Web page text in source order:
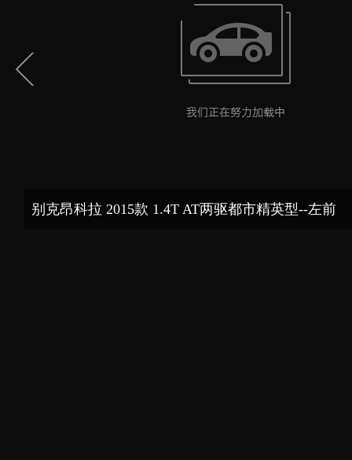
别克昂科拉 2015款 1.4T AT两驱都市精英型--左前